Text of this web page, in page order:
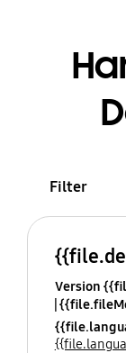
Filter
Version